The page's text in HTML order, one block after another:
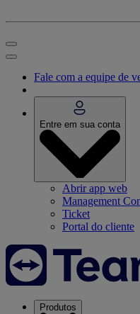
Fale com a equipe de
Entre em sua conta
Abrir app web
Management
Ticket
Portal do cliente
Produtos